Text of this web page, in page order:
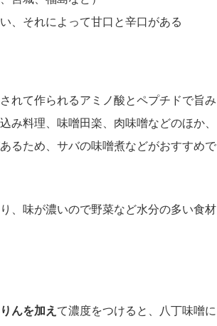
、それによって甘口と辛口がある
れて作られるアミノ酸とペプチドで旨み
み料理、味噌田楽、肉味噌などのほか、
るため、サバの味噌煮などがおすすめで
、味が濃いので野菜など水分の多い食材
んを加え て濃度をつけると、八丁味噌に